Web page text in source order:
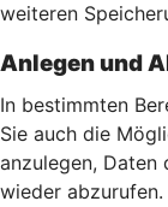
weiteren
Anlegen und
In bestimmten
Sie auch die
anzulegen,
wieder